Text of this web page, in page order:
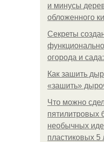
и минусы
обложенного
Секреты
огорода и
Как зашить
«зашить»
Что можно
пятилитровых
необычных
пластиковых 5